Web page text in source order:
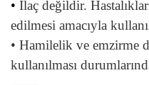
• İlaç değildir.
edilmesi amacıyla
• Hamilelik ve emzirme
kullanılması